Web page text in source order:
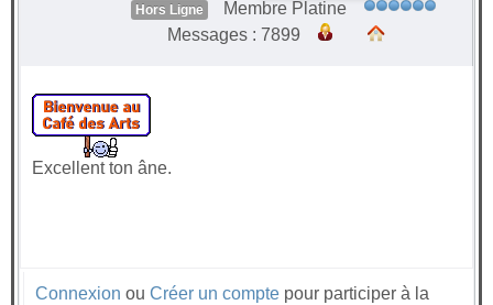
Hors Ligne
Membre Platine
Messages : 7899
Excellent ton âne.
Connexion ou Créer un compte pour participer à la